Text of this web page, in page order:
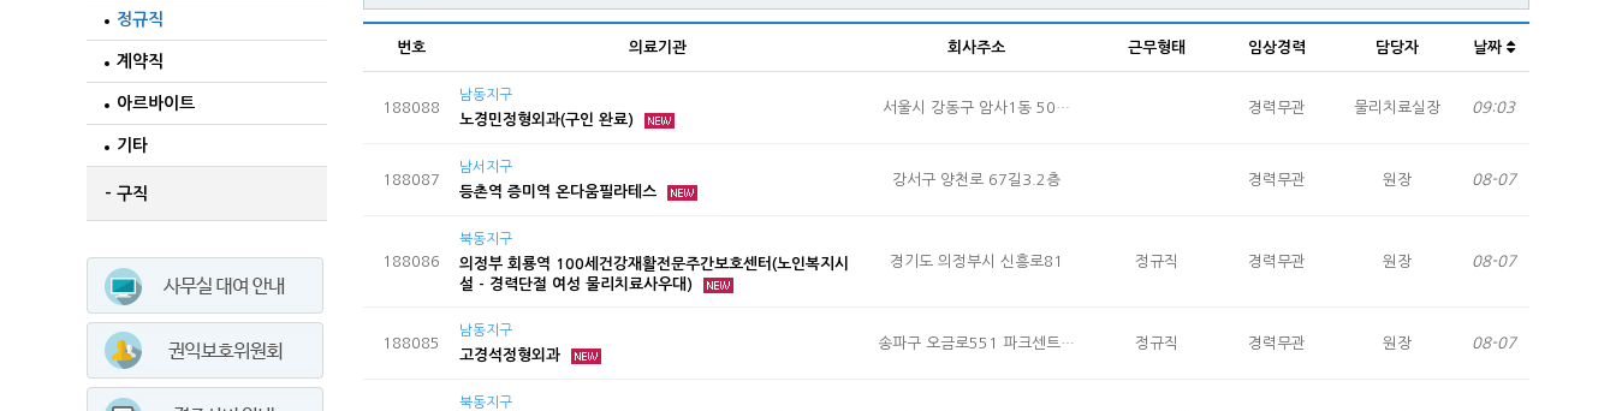
정규직
계약직
아르바이트
기타
- 구직
번호 의료기관 회사주소 근무형태 임상경력 담당자 날짜
188088
남동지구
노경민정형외과(구인 완료)
서울시 강동구 암사1동 50… 경력무관 물리치료실장 09:03
188087
남서지구
등촌역 증미역 온다움필라테스
강서구 양천로 67길3.2층 경력무관 원장 08-07
188086
북동지구
의정부 회룡역 100세건강재활전문주간보호센터(노인복지시
설 - 경력단절 여성 물리치료사우대)
경기도 의정부시 신흥로81 정규직 경력무관 원장 08-07
188085
남동지구
고경석정형외과
송파구 오금로551 파크센트… 정규직 경력무관 원장 08-07
북동지구